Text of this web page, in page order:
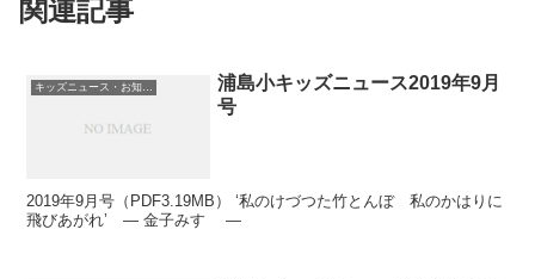
関連記事
キッズニュース・お知らせ
浦島小キッズニュース2019年9月
号
2019年9月号（PDF3.19MB） ‘私のけづつた竹とんぼ 私のかはりに
飛びあがれ’ ― 金子みすゞ ―